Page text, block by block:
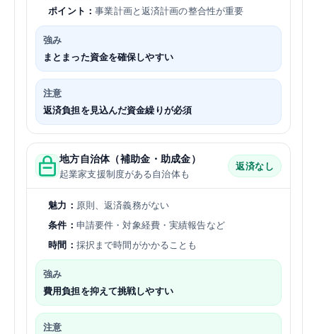
ポイント：事業計画と返済計画の整合性が重要
強み
まとまった資金を確保しやすい
注意
返済負担を見込んだ資金繰りが必須
地方自治体（補助金・助成金）
起業家支援制度がある自治体も
返済なし
魅力： 原則、返済義務がない
条件： 申請要件・対象経費・実績報告など
時間： 採択まで時間がかかることも
強み
費用負担を抑えて挑戦しやすい
注意